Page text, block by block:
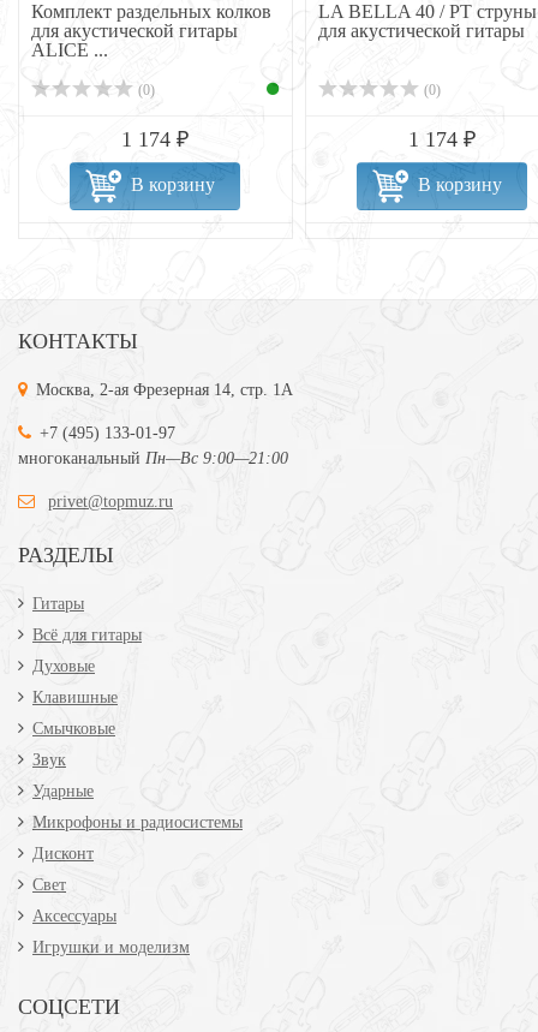
Комплект раздельных колков
для акустической гитары
ALICE ...
(0)
1 174 ₽
В корзину
LA BELLA 40 / PT струны
для акустической гитары
(0)
1 174 ₽
В корзину
КОНТАКТЫ
Москва, 2-ая Фрезерная 14, стр. 1А
+7 (495) 133-01-97
многоканальный Пн—Вс 9:00—21:00
privet@topmuz.ru
РАЗДЕЛЫ
Гитары
Всё для гитары
Духовые
Клавишные
Смычковые
Звук
Ударные
Микрофоны и радиосистемы
Дисконт
Свет
Аксессуары
Игрушки и моделизм
СОЦСЕТИ